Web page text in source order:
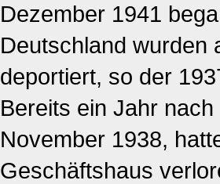
Dezember 1941
Deutschland wurden
deportiert, so der
Bereits ein Jahr
November 1938,
Geschäftshaus